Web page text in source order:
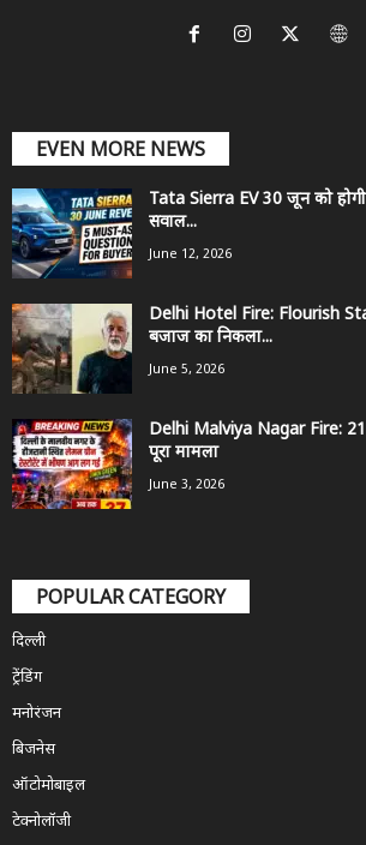
EVEN MORE NEWS
Tata Sierra EV 30 जून को
सवाल...
June 12, 2026
Delhi Hotel Fire: Flourish
बजाज का निकला...
June 5, 2026
Delhi Malviya Nagar Fire: 21
पूरा मामला
June 3, 2026
POPULAR CATEGORY
दिल्ली
ट्रेंडिंग
मनोरंजन
बिजनेस
ऑटोमोबाइल
टेक्नोलॉजी